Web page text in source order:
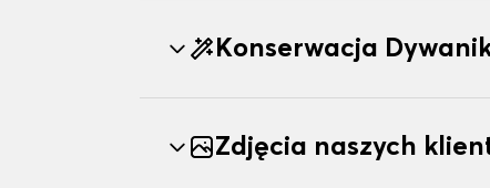
Konserwacja
Zdjęcia naszych